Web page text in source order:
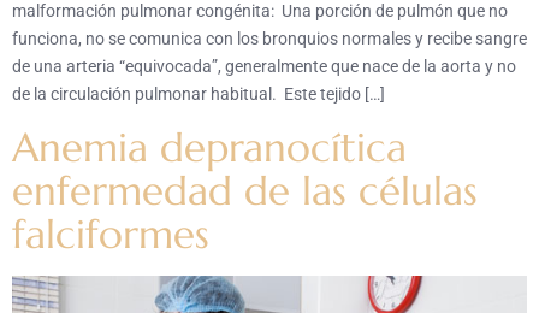
malformación pulmonar congénita: Una porción de pulmón que no
funciona, no se comunica con los bronquios normales y recibe sangre
de una arteria “equivocada”, generalmente que nace de la aorta y no
de la circulación pulmonar habitual. Este tejido […]
Anemia depranocítica
enfermedad de las células
falciformes